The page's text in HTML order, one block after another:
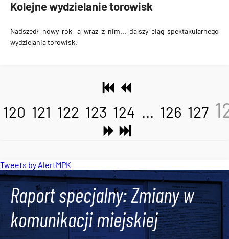
Kolejne wydzielanie torowisk
Nadszedł nowy rok, a wraz z nim... dalszy ciąg spektakularnego
wydzielania torowisk.
120 121 122 123 124 ... 126 127
Tweets by AlertMPK
Raport specjalny: Zmiany w
komunikacji miejskiej